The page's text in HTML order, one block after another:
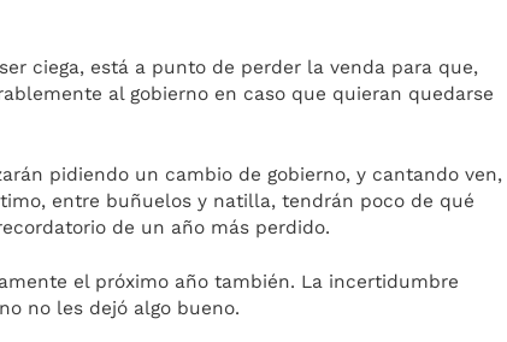
ciega, está a punto de perder la venda para que,
al gobierno en caso que quieran quedarse
pidiendo un cambio de gobierno, y cantando ven,
entre buñuelos y natilla, tendrán poco de qué
de un año más perdido.
el próximo año también. La incertidumbre
no les dejó algo bueno.